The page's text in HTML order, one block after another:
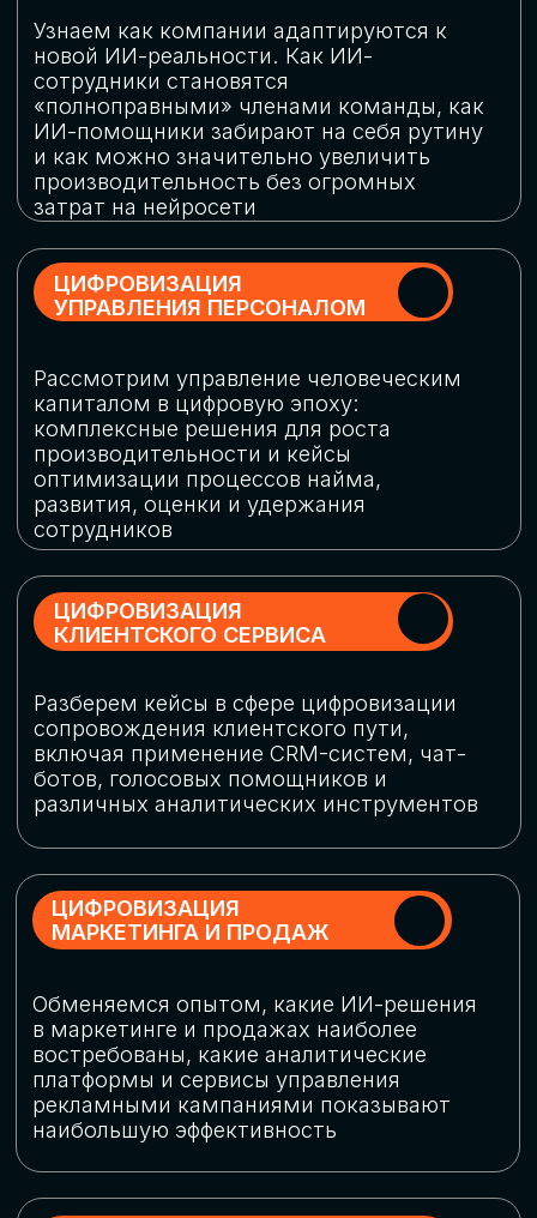
огромную статью затрат
ОБЛАЧНЫЕ ТЕХНОЛОГИИ
Подискутируем, какие облачные решения
существуют на рынке и почему
использование мультиоблачных моделей
не только снижает затраты, но и
«пересборки» бизнес-моделей
СКАЧАТЬ
ПРОГРАММУ
КОНФЕРЕНЦИИ
Оставьте заявку, мы направим вам
программу конференции
СКАЧАТЬ ПРОГРАММУ
СПИКЕРЫ
СТАТЬ СПИКЕРОМ
В конференции участвовали более 120 спикеров